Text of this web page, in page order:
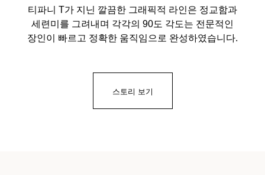
티파니 T가 지닌 깔끔한 그래픽적 라인은 정교함과
세련미를 그려내며 각각의 90도 각도는 전문적인
장인이 빠르고 정확한 움직임으로 완성하였습니다.
스토리 보기